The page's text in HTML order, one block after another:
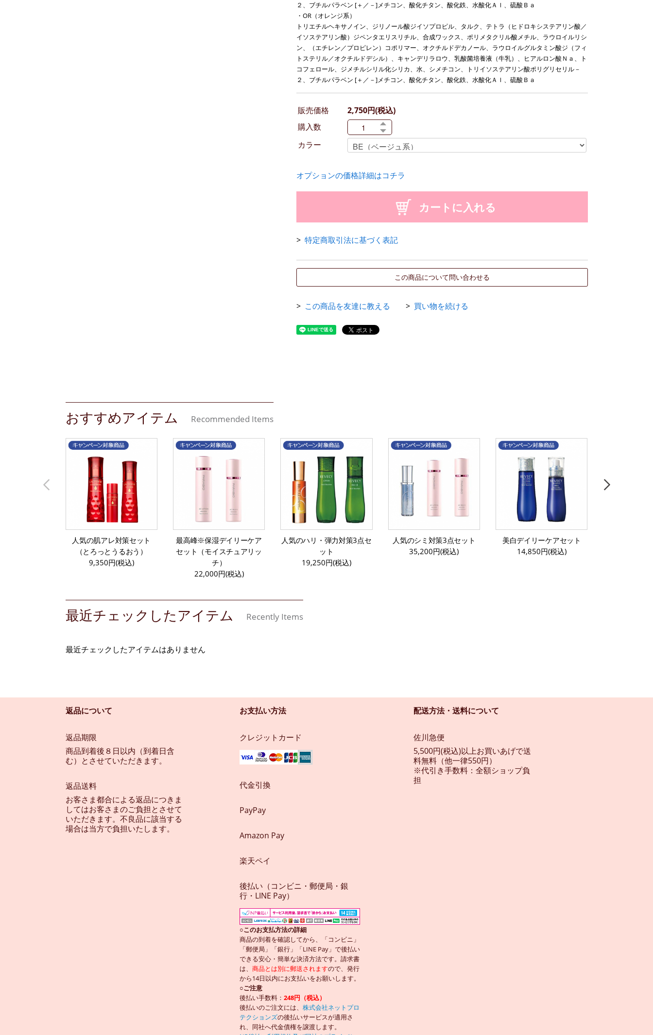
２、ブチルパラベン [＋／－]メチコン、酸化チタン、酸化鉄、水酸化Ａｌ、硫酸Ｂａ
・OR（オレンジ系）
トリエチルヘキサノイン、ジリノール酸ジイソプロピル、タルク、テトラ（ヒドロキシステアリン酸／
イソステアリン酸）ジペンタエリスリチル、合成ワックス、ポリメタクリル酸メチル、ラウロイルリシ
ン、（エチレン／プロピレン）コポリマー、オクチルドデカノール、ラウロイルグルタミン酸ジ（フィ
トステリル／オクチルドデシル）、キャンデリラロウ、乳酸菌培養液（牛乳）、ヒアルロン酸Ｎａ、ト
コフェロール、ジメチルシリル化シリカ、水、シメチコン、トリイソステアリン酸ポリグリセリル－
２、ブチルパラベン [＋／－]メチコン、酸化チタン、酸化鉄、水酸化Ａｌ、硫酸Ｂａ
販売価格
2,750円(税込)
購入数
カラー
オプションの価格詳細はコチラ
特定商取引法に基づく表記
この商品について問い合わせる
この商品を友達に教える 買い物を続ける
おすすめアイテム Recommended Items
人気の肌アレ対策セット
（とろっとうるおう）
9,350円(税込)
最高峰※保湿デイリーケア
セット（モイスチュアリッ
チ）
22,000円(税込)
人気のハリ・弾力対策3点セ
ット
19,250円(税込)
人気のシミ対策3点セット
35,200円(税込)
美白デイリーケアセット
14,850円(税込)
最近チェックしたアイテム Recently Items
最近チェックしたアイテムはありません
返品について
返品期限
商品到着後８日以内（到着日含
む）とさせていただきます。
返品送料
お客さま都合による返品につきま
してはお客さまのご負担とさせて
いただきます。不良品に該当する
場合は当方で負担いたします。
お支払い方法
クレジットカード
代金引換
PayPay
Amazon Pay
楽天ペイ
後払い（コンビニ・郵便局・銀
行・LINE Pay）
○このお支払方法の詳細
商品の到着を確認してから、「コンビニ」
「郵便局」「銀行」「LINE Pay」で後払い
できる安心・簡単な決済方法です。請求書
は、 商品とは別に郵送されますので、発行
から14日以内にお支払いをお願いします。
○ご注意
後払い手数料： 248円（税込）
後払いのご注文には、 株式会社ネットプロ
テクションズの後払いサービスが適用さ
れ、同社へ代金債権を譲渡します。
配送方法・送料について
佐川急便
5,500円(税込)以上お買いあげで送
料無料（他一律550円）
※代引き手数料：全額ショップ負
担